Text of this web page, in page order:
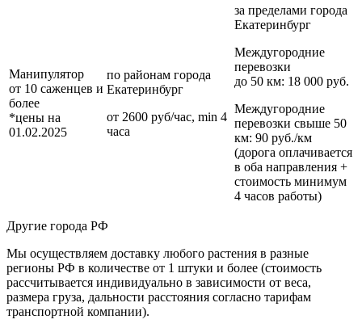
Манипулятор
от 10 саженцев и
более
*цены на
01.02.2025
по районам города
Екатеринбург
от 2600 руб/час, min 4
часа
за пределами города
Екатеринбург
Междугородние
перевозки
до 50 км: 18 000 руб.
Междугородние
перевозки свыше 50
км: 90 руб./км
(дорога оплачивается
в оба направления +
стоимость минимум
4 часов работы)
Другие города РФ
Мы осуществляем доставку любого растения в разные
регионы РФ в количестве от 1 штуки и более (стоимость
рассчитывается индивидуально в зависимости от веса,
размера груза, дальности расстояния согласно тарифам
транспортной компании).